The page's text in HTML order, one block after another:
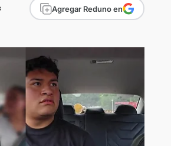
Agregar Reduno en